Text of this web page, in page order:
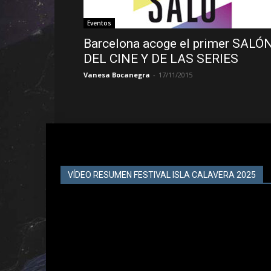
Eventos
Barcelona acoge el primer
DEL CINE Y DE LAS SERIES
Vanesa Bocanegra - 17/11/2015
VÍDEO RESUMEN FESTIVAL ISLA CALAVERA 2025